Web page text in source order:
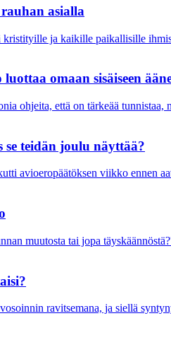
asialla
ja kaikille paikallisille
omaan sisäiseen
ohjeita, että on tärkeää
teidän joulu näyttää?
avioeropäätöksen viikko ennen
muutosta tai jopa
ravitsemana, ja siellä